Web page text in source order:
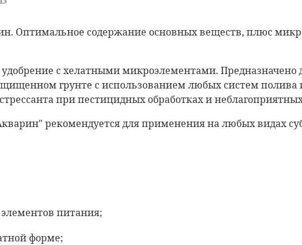
Районные города
Ориентировочно: вторник, 11 августа
1–2 дня ? расчет...
Оптимальное содержание основных веществ, плюс
с хелатными микроэлементами. Предназначено
грунте с использованием любых систем полива
при пестицидных обработках и
рекомендуется для применения на любых видах
питания;
форме;